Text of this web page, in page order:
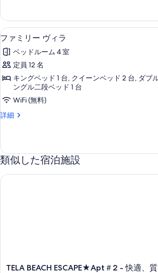
表
示
す
る
ン
ビ
ュ
ー
ビ
ー
フ
ロ
の
べ
ャ
ン
ビ
ュ
ー
ビ
ー
ロ
ン
ト
細
ト
2
ベ
ッ
ド
ル
ム
パ
シ
ャ
ル
ュ
ー
ア
パ
ト
メ
ト
ベ
ド
パ
ー
ャ
フ
ァ
ミ
リ
ヴ
ィ
す
べ
て
す
6
ファミリー ヴィラ
ベッドルーム 4 室
定員 12 名
キングベッド 1 台, クイーンベッド 2 台, ダブ
ングル二段ベッド 1 台
WiFi (無料)
詳細
フ
ー
ヴ
ラ
類似した宿泊施設
TELA
TELA BEACH ESCAPE★Apt＃2 - 快適、質素、グ
TELA BEACH ESCAPE★Apt＃2 - 快適、質